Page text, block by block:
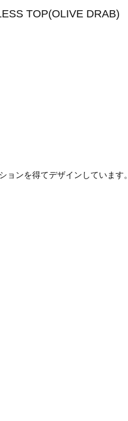
TOP(OLIVE DRAB)
ョンを得てデザインしています。